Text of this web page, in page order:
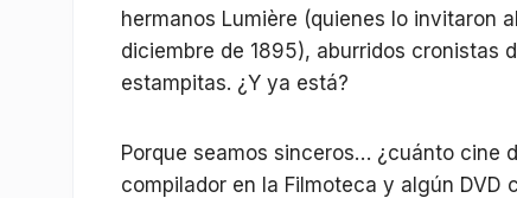
hermanos Lumière (quienes lo invitaron
diciembre de 1895), aburridos cronistas
estampitas. ¿Y ya está?
Porque seamos sinceros… ¿cuánto cine
compilador en la Filmoteca y algún DVD